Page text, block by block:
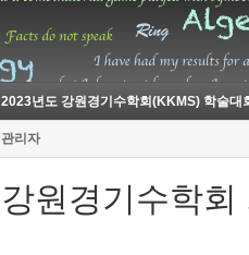
2023년도 강원경기수학회(KKMS) 학술대
관리자
강원경기수학회